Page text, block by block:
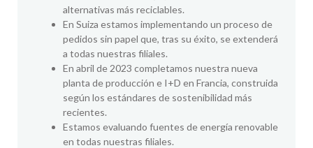
alternativas más reciclables.
En Suiza estamos implementando un proceso de
pedidos sin papel que, tras su éxito, se extenderá
a todas nuestras filiales.
En abril de 2023 completamos nuestra nueva
planta de producción e I+D en Francia, construida
según los estándares de sostenibilidad más
recientes.
Estamos evaluando fuentes de energía renovable
en todas nuestras filiales.